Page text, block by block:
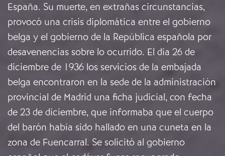
España. Su muerte, en extrañas circunstancias,
provocó una crisis diplomática entre el gobierno
belga y el gobierno de la República española por
desavenencias sobre lo ocurrido. El día 26 de
diciembre de 1936 los servicios de la embajada
belga encontraron en la sede de la administración
provincial de Madrid una ficha judicial, con fecha
de 23 de diciembre, que informaba que el cuerpo
del barón había sido hallado en una cuneta en la
zona de Fuencarral. Se solicitó al gobierno